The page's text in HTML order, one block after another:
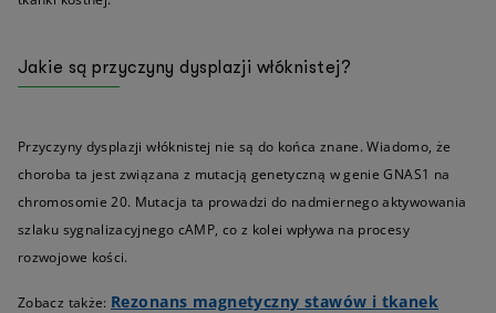
Jakie są przyczyny dysplazji włóknistej?
Przyczyny dysplazji włóknistej nie są do końca znane. Wiadomo, że
choroba ta jest związana z mutacją genetyczną w genie GNAS1 na
chromosomie 20. Mutacja ta prowadzi do nadmiernego aktywowania
szlaku sygnalizacyjnego cAMP, co z kolei wpływa na procesy
rozwojowe kości.
Zobacz także: Rezonans magnetyczny stawów i tkanek